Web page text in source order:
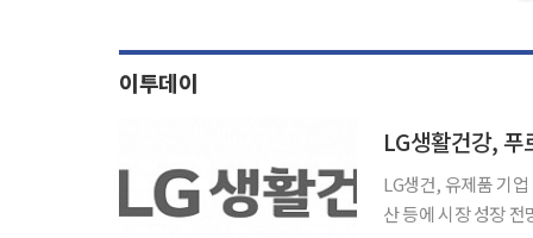
이투데이
LG생활건강, 푸
LG생건, 유제품 기
산 등에 시장 성장 전망도 밝지 않아 콜라 사업으로